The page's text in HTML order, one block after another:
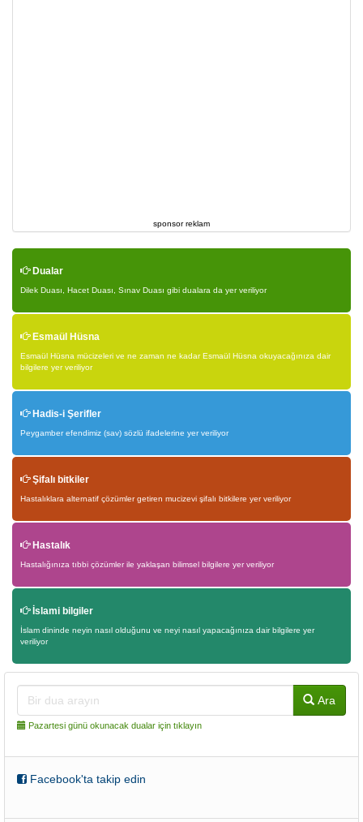
sponsor reklam
Dualar
Dilek Duası, Hacet Duası, Sınav Duası gibi dualara da yer veriliyor
Esmaül Hüsna
Esmaül Hüsna mücizeleri ve ne zaman ne kadar Esmaül Hüsna okuyacağınıza dair
bilgilere yer veriliyor
Hadis-i Şerifler
Peygamber efendimiz (sav) sözlü ifadelerine yer veriliyor
Şifalı bitkiler
Hastalıklara alternatif çözümler getiren mucizevi şifalı bitkilere yer veriliyor
Hastalık
Hastalığınıza tıbbi çözümler ile yaklaşan bilimsel bilgilere yer veriliyor
İslami bilgiler
İslam dininde neyin nasıl olduğunu ve neyi nasıl yapacağınıza dair bilgilere yer
veriliyor
Ara
Pazartesi günü okunacak dualar için tıklayın
Facebook'ta takip edin